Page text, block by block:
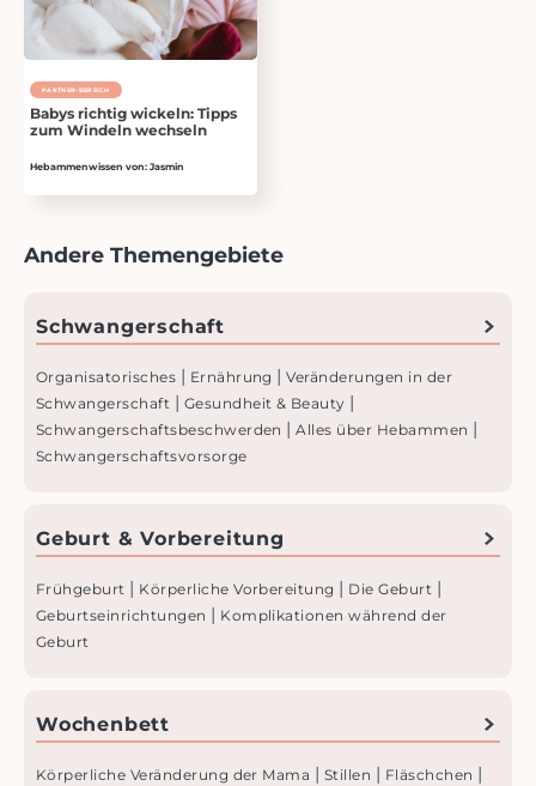
PARTNER-BEREICH
Babys richtig wickeln: Tipps
zum Windeln wechseln
Hebammenwissen von: Jasmin
Andere Themengebiete
Schwanger­schaft
Organisatorisches | Ernährung |Veränderungen in der
Schwangerschaft | Gesundheit & Beauty |
Schwangerschaftsbeschwer­den |Alles über Hebammen |
Schwangerschaftsvorsorge
Geburt & Vorbereitung
Frühgeburt | Körperliche Vorbereitung | Die Geburt |
Geburtseinrichtungen | Komplikationen während der
Geburt
Wochenbett
Körperliche Veränderung der Mama | Stillen | Fläschchen |